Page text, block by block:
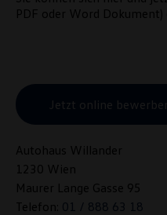
PDF oder Word Dokument)
Jetzt online
Autohaus Willander
1230 Wien
Maurer Lange Gasse 95
Telefon: 01 / 888 63 18